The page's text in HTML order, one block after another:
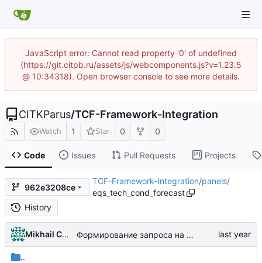
JavaScript error: Cannot read property '0' of undefined
(https://git.citpb.ru/assets/js/webcomponents.js?v=1.23.5
@ 10:34318). Open browser console to see more details.
CITKParus/TCF-Framework-Integration
Watch 1 Star 0 0
Code Issues Pull Requests Projects
962e3208ce
TCF-Framework-Integration/panels/
eqs_tech_cond_forecast
History
Mikhail Chechnev Формирование запроса на прогнозирование (начало, клиентские доработки)
..